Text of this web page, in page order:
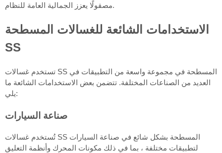
مصقولًا يعزز الجمالية العامة للنظام.
الاستخدامات الشائعة للغسالات المسطحة
SS
تستخدم غسالات SS المسطحة في مجموعة واسعة من التطبيقات في
العديد من الصناعات المختلفة. تتضمن بعض الاستخدامات الشائعة ما
يلي:
صناعة السيارات
تُستخدم غسالات SS المسطحة بشكل شائع في صناعة السيارات
لتطبيقات مختلفة ، بما في ذلك مكونات المحرك وأنظمة التعليق